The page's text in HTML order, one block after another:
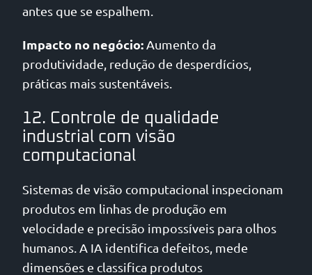
antes que se espalhem.
Impacto no negócio:Aumento da
produtividade, redução de desperdícios,
práticas mais sustentáveis.
12. Controle de qualidade
industrial com visão
computacional
Sistemas de visão computacional inspecionam
produtos em linhas de produção em
velocidade e precisão impossíveis para olhos
humanos. A IA identifica defeitos, mede
dimensões e classifica produtos